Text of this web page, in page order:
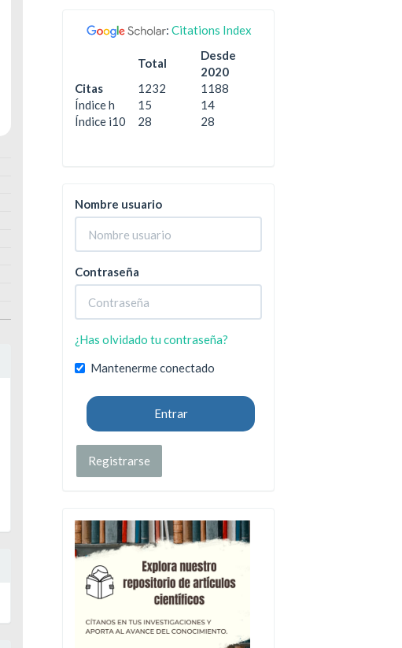
: Citations Index
Total
Desde
2020
Citas
1232
1188
Índice h
15
14
Índice i10
28 28
Nombre usuario
Contraseña
¿Has olvidado tu contraseña?
Mantenerme conectado
Entrar
Registrarse